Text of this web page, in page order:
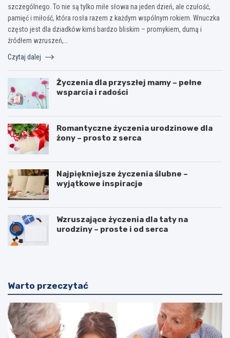
szczególnego. To nie są tylko miłe słowa na jeden dzień, ale czułość,
pamięć i miłość, która rosła razem z każdym wspólnym rokiem. Wnuczka
często jest dla dziadków kimś bardzo bliskim – promykiem, dumą i
źródłem wzruszeń,…
Czytaj dalej
Życzenia dla przyszłej mamy – pełne
wsparcia i radości
Romantyczne życzenia urodzinowe dla
żony – prosto z serca
Najpiękniejsze życzenia ślubne –
wyjątkowe inspiracje
Wzruszające życzenia dla taty na
urodziny – proste i od serca
Warto przeczytać